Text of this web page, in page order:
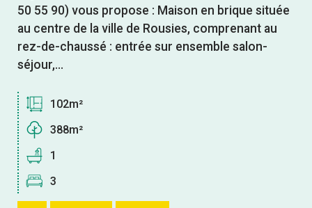
50 55 90) vous propose : Maison en brique située
au centre de la ville de Rousies, comprenant au
rez-de-chaussé : entrée sur ensemble salon-
séjour,...
102m²
388m²
1
3